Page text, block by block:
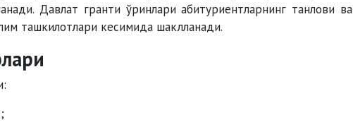
Давлат гранти ўринлари абитуриентларнинг танлови ва
ташкилотлари кесимида шаклланади.
;